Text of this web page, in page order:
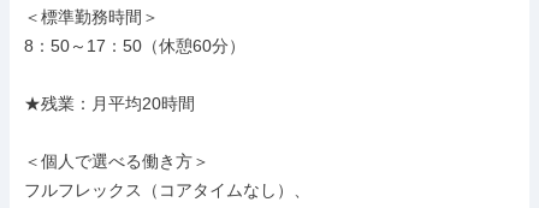
＜標準勤務時間＞
8：50～17：50（休憩60分）
★残業：月平均20時間
＜個人で選べる働き方＞
フルフレックス（コアタイムなし）、